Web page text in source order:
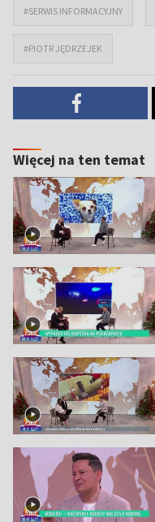
#SERWIS INFORMACYJNY
#PIOTR JĘDRZEJEK
Więcej na ten temat